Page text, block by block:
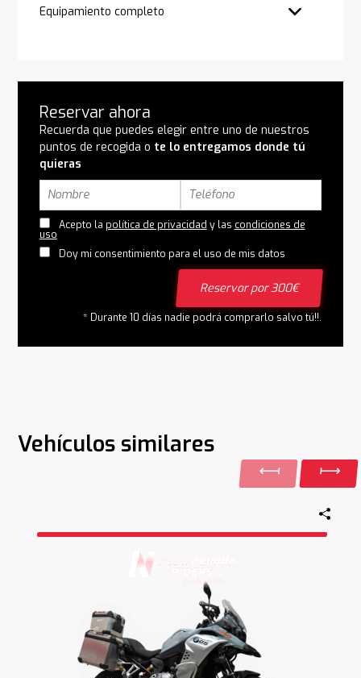
Equipamiento completo
Reservar ahora
Recuerda que puedes elegir entre uno de nuestros
puntos de recogida o te lo entregamos donde tú
quieras
Acepto la política de privacidad y las condiciones de
uso
Doy mi consentimiento para el uso de mis datos
Reservar por 300€
* Durante 10 días nadie podrá comprarlo salvo tú!!.
Vehículos similares